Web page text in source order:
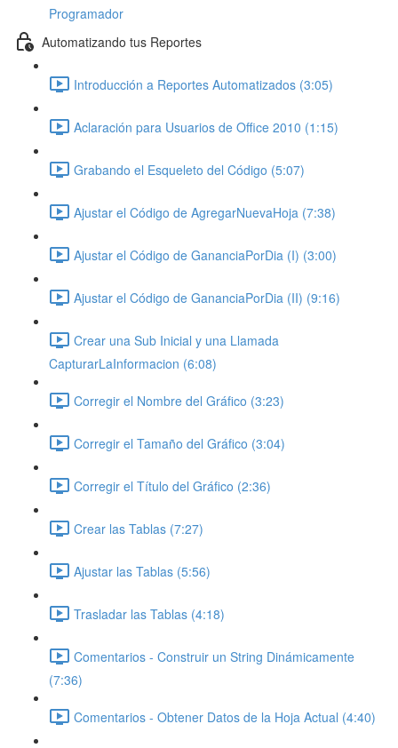
Programador
Automatizando tus Reportes
Introducción a Reportes Automatizados (3:05)
Aclaración para Usuarios de Office 2010 (1:15)
Grabando el Esqueleto del Código (5:07)
Ajustar el Código de AgregarNuevaHoja (7:38)
Ajustar el Código de GananciaPorDia (I) (3:00)
Ajustar el Código de GananciaPorDia (II) (9:16)
Crear una Sub Inicial y una Llamada
CapturarLaInformacion (6:08)
Corregir el Nombre del Gráfico (3:23)
Corregir el Tamaño del Gráfico (3:04)
Corregir el Título del Gráfico (2:36)
Crear las Tablas (7:27)
Ajustar las Tablas (5:56)
Trasladar las Tablas (4:18)
Comentarios - Construir un String Dinámicamente
(7:36)
Comentarios - Obtener Datos de la Hoja Actual (4:40)